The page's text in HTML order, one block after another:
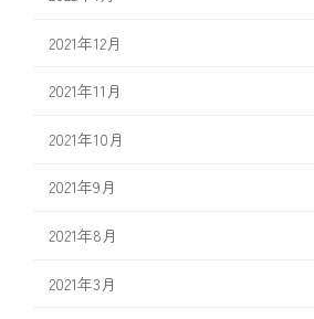
2021年12月
2021年11月
2021年10月
2021年9月
2021年8月
2021年3月